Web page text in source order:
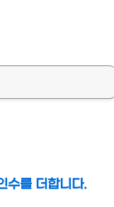
수를 더합니다.